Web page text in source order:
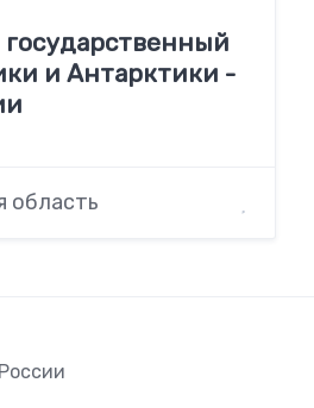
и Антарктики -
область